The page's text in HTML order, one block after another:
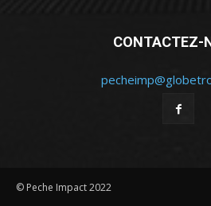
CONTACTEZ-
© Peche Impact 2022